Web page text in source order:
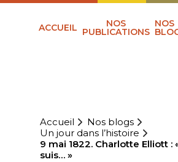
ACCUEIL NOS
PUBLICATIONS
NOS
Accueil
Nos blogs
Un jour dans l’histoire
9 mai 1822. Charlotte Elliott :
suis… »